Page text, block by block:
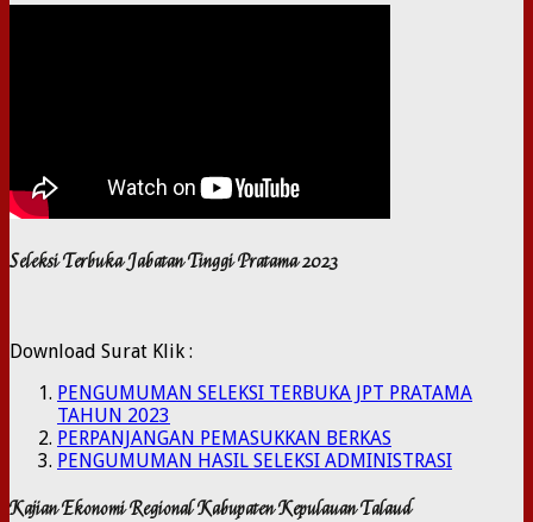
Seleksi Terbuka Jabatan Tinggi Pratama 2023
Download Surat Klik :
PENGUMUMAN SELEKSI TERBUKA JPT PRATAMA
TAHUN 2023
PERPANJANGAN PEMASUKKAN BERKAS
PENGUMUMAN HASIL SELEKSI ADMINISTRASI
Kajian Ekonomi Regional Kabupaten Kepulauan Talaud